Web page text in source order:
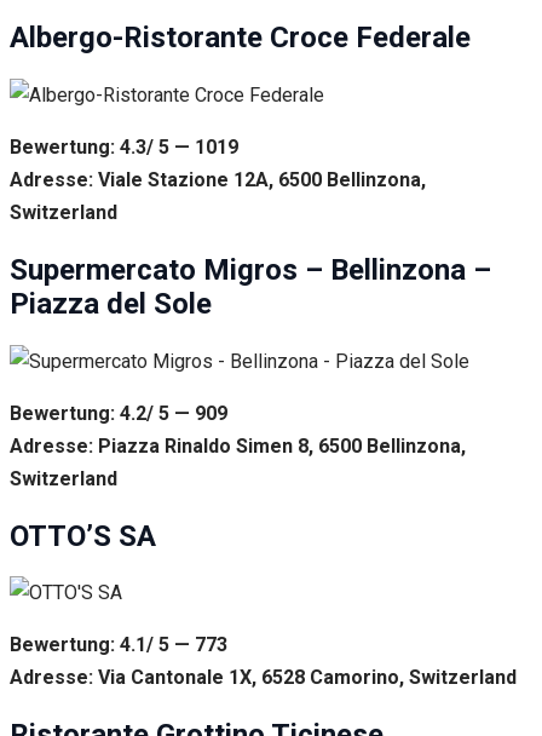
Albergo-Ristorante Croce Federale
Bewertung: 4.3/ 5 — 1019
Adresse: Viale Stazione 12A, 6500 Bellinzona,
Switzerland
Supermercato Migros – Bellinzona –
Piazza del Sole
Bewertung: 4.2/ 5 — 909
Adresse: Piazza Rinaldo Simen 8, 6500 Bellinzona,
Switzerland
OTTO’S SA
Bewertung: 4.1/ 5 — 773
Adresse: Via Cantonale 1X, 6528 Camorino, Switzerland